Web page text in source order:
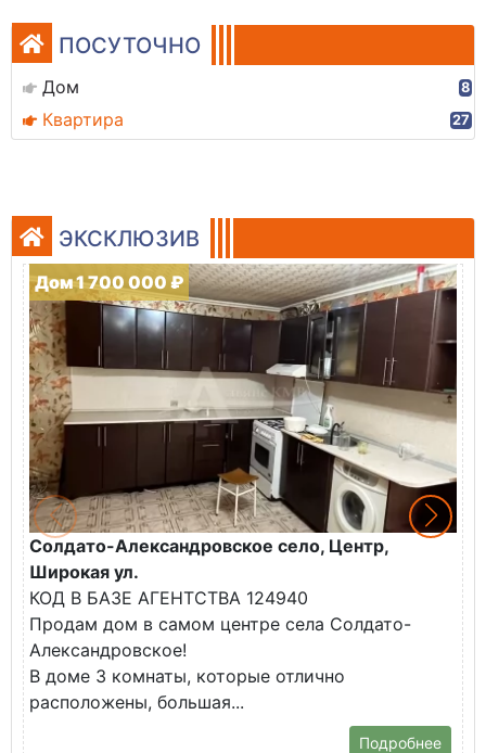
ПОСУТОЧНО
Дом 8
Квартира 27
ЭКСКЛЮЗИВ
Дом 1 700 000 ₽
Солдато-Александровское село, Центр,
Широкая ул.
КОД В БАЗЕ АГЕНТСТВА 124940
Продам дом в самом центре села Солдато-
Александровское!
В доме 3 комнаты, которые отлично
расположены, большая...
Подробнее